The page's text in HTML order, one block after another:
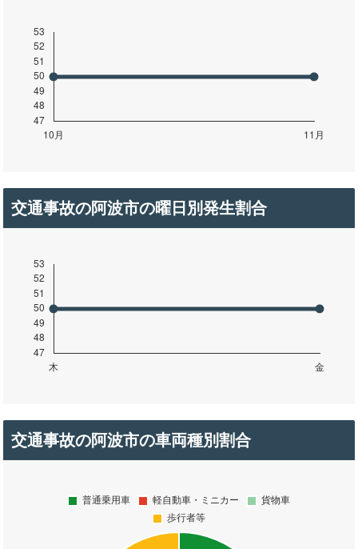
交通事故の阿波市の曜日別発生割合
交通事故の阿波市の車両種別割合